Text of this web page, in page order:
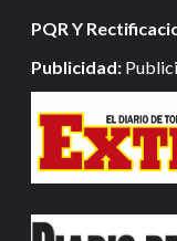
PQR Y
Publicidad: